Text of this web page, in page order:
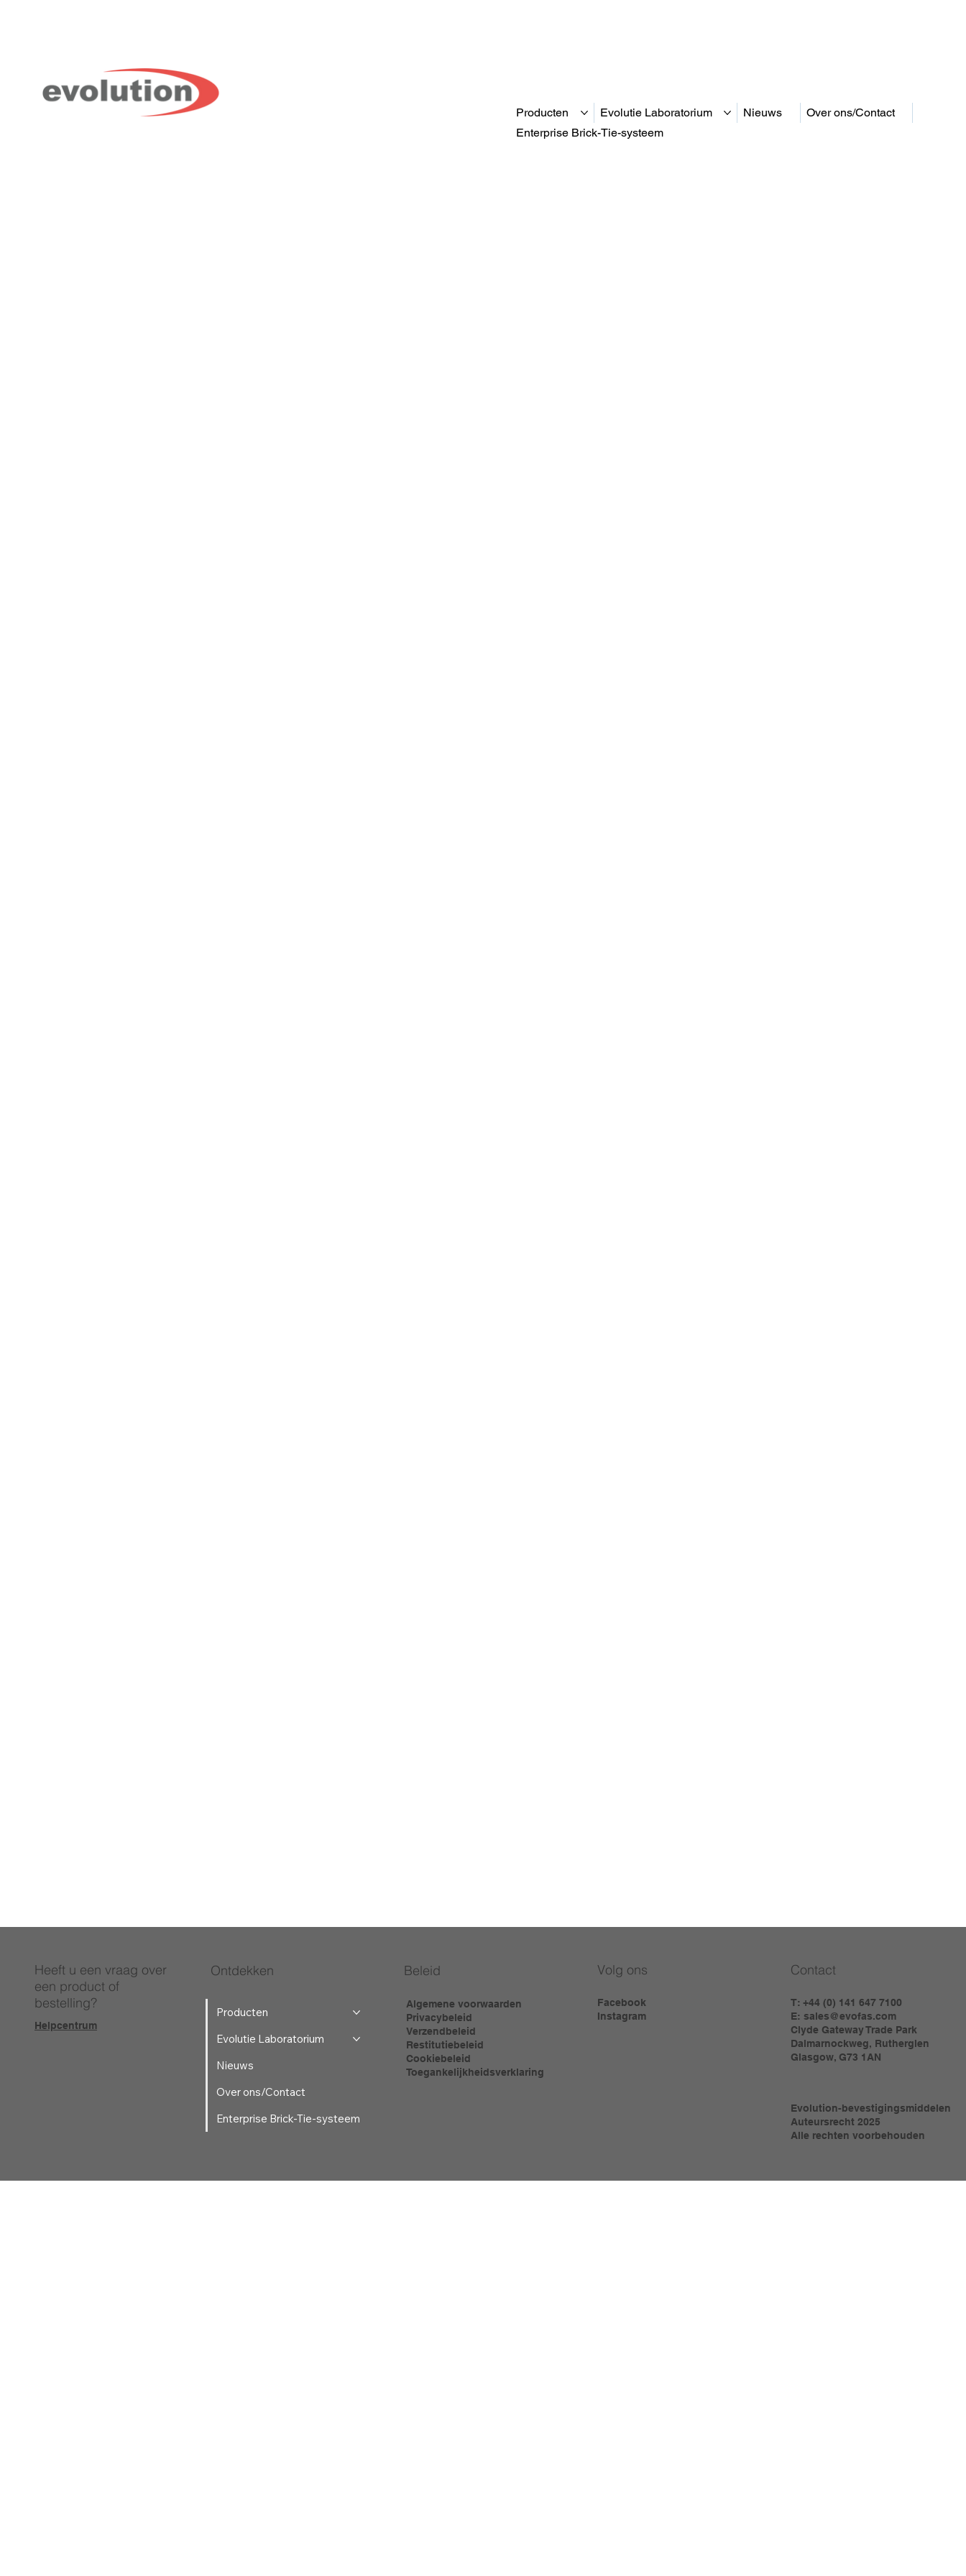
Producten Evolutie Laboratorium Nieuws
Over ons/Contact
Enterprise Brick-Tie-systeem
Heeft u een vraag over
een product of
bestelling?
Helpcentrum
Ontdekken
Producten
Evolutie Laboratorium
Nieuws
Over ons/Contact
Enterprise Brick-Tie-systeem
Beleid
Algemene voorwaarden
Privacybeleid
Verzendbeleid
Restitutiebeleid
Cookiebeleid
Toegankelijkheidsverklaring
Volg ons
Facebook
Instagram
Contact
T: +44 (0) 141 647 7100
E:sales@evofas.com
Clyde Gateway Trade Park
Dalmarnockweg, Rutherglen
Glasgow, G73 1AN
Evolution-bevestigingsmiddelen
Auteursrecht 2025
Alle rechten voorbehouden